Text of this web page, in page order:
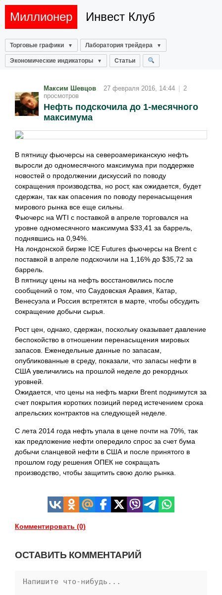
Миллионер Инвест Клуб
Торговые графики Лаборатория трейдера
Экономические индикаторы Статьи
Максим Шевцов 27 февраля 2016, 14:44
2
просмотров
Нефть подскочила до 1-месячного
максимума
В пятницу фьючерсы на североамериканскую нефть
выросли до одномесячного максимума при поддержке
новостей о продолжении дискуссий по поводу
сокращения производства, но рост, как ожидается, будет
сдержан, так как опасения по поводу перенасыщения
мирового рынка все еще сильны.
Фьючерс на WTI с поставкой в апреле торговался на
уровне одномесячного максимума $33,41 за баррель,
поднявшись на 0,94%.
На лондонской бирже ICE Futures фьючерсы на Brent с
поставкой в апреле подскочили на 1,16% до $35,72 за
баррель.
В пятницу цены на нефть восстановились после
сообщений о том, что Саудовская Аравия, Катар,
Венесуэла и Россия встретятся в марте, чтобы обсудить
сокращение добычи сырья.
Рост цен, однако, сдержан, поскольку оказывает давление
беспокойство в отношении перенасыщения мировых
запасов. Еженедельные данные по запасам,
опубликованные в среду, показали, что запасы нефти в
США увеличились на прошлой неделе до рекордных
уровней.
Ожидается, что цены на нефть марки Brent поднимутся за
счет покрытия коротких позиций перед истечением срока
апрельских контрактов на следующей неделе.
С лета 2014 года нефть упала в цене почти на 70%, так
как предложение нефти опередило спрос за счетбума
добычи сланцевой нефти в США и после принятого в
прошлом году решения ОПЕК не сокращать
производство, чтобы защитить свою долю рынка.
Комментировать (0)
ОСТАВИТЬ КОММЕНТАРИЙ